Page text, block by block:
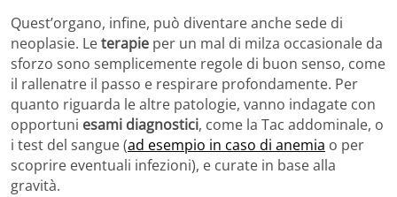
Quest’organo, infine, può diventare anche sede di
neoplasie. Leterapie per un mal di milza occasionale da
sforzo sono semplicemente regole di buon senso, come
il rallenatre il passo e respirare profondamente. Per
quanto riguarda le altre patologie, vanno indagate con
opportuni esami diagnostici, come la Tac addominale, o
i test del sangue (ad esempio in caso di anemia o per
scoprire eventuali infezioni), e curate in base alla
gravità.